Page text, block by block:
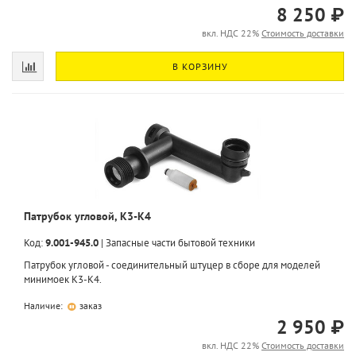
8 250 ₽
вкл. НДС 22% Стоимость доставки
В КОРЗИНУ
Патрубок угловой, K3-K4
Код:9.001-945.0 | Запасные части бытовой техники
Патрубок угловой - соединительный штуцер в сборе для моделей
минимоек K3-K4.
Наличие: заказ
2 950 ₽
вкл. НДС 22% Стоимость доставки